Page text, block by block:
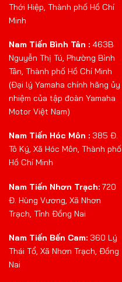
Thới Hiệp, Thành phố Hồ Chí
Minh
Nam Tiến Bình Tân : 463B
Nguyễn Thị Tú, Phường Bình
Tân, Thành phố Hồ Chí Minh
(Đại lý Yamaha chính hãng ủy
nhiệm của tập đoàn Yamaha
Motor Việt Nam)
Nam Tiến Hóc Môn : 385 Đ.
Tô Ký, Xã Hóc Môn, Thành phố
Hồ Chí Minh
Nam Tiến Nhơn Trạch: 720
Đ. Hùng Vương, Xã Nhơn
Trạch, Tỉnh Đồng Nai
Nam Tiến Bến Cam: 360 Lý
Thái Tổ, Xã Nhơn Trạch, Đồng
Nai